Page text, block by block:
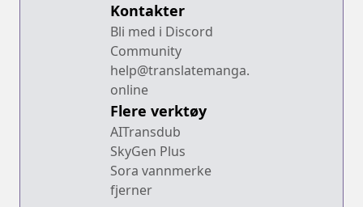
Kontakter
Bli med i Discord
Community
help@translatemanga.
online
Flere verktøy
AITransdub
SkyGen Plus
Sora vannmerke
fjerner